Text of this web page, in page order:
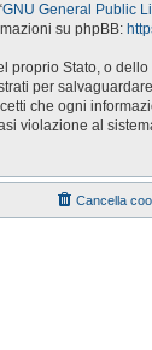
GNU General Public
su phpBB:
Stato, o dello
per
che ogni
violazione al
Cancella